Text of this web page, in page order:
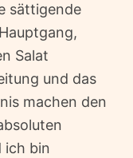
sättigende
Salat
und das
machen den
ich bin